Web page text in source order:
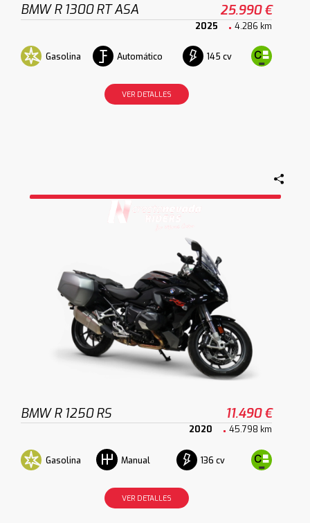
BMW R 1300 RT ASA 25.990 €
2025 4.286 km
Gasolina Automático 145 cv
VER DETALLES
BMW R 1250 RS 11.490 €
2020 45.798 km
Gasolina Manual 136 cv
VER DETALLES